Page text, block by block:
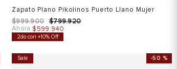
Zapato Plano Pikolinos Puerto Llano Mujer
$999.900 $799.920
Ahora $599.940
2do con +10% Off
Sale -50 %